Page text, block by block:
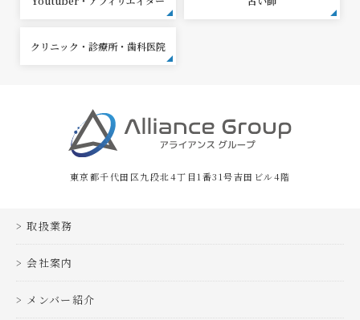
クリニック・診療所・歯科医院
東京都千代田区九段北4丁目1番31号吉田ビル4階
取扱業務
会社案内
メンバー紹介